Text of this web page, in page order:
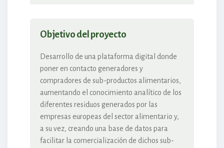
Objetivo del proyecto
Desarrollo de una plataforma digital donde
poner en contacto generadores y
compradores de sub-productos alimentarios,
aumentando el conocimiento analítico de los
diferentes residuos generados por las
empresas europeas del sector alimentario y,
a su vez, creando una base de datos para
facilitar la comercialización de dichos sub-